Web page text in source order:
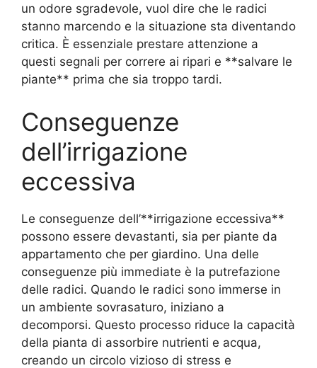
un odore sgradevole, vuol dire che le radici
stanno marcendo e la situazione sta diventando
critica. È essenziale prestare attenzione a
questi segnali per correre ai ripari e **salvare le
piante** prima che sia troppo tardi.
Conseguenze
dell’irrigazione
eccessiva
Le conseguenze dell’**irrigazione eccessiva**
possono essere devastanti, sia per piante da
appartamento che per giardino. Una delle
conseguenze più immediate è la putrefazione
delle radici. Quando le radici sono immerse in
un ambiente sovrasaturo, iniziano a
decomporsi. Questo processo riduce la capacità
della pianta di assorbire nutrienti e acqua,
creando un circolo vizioso di stress e